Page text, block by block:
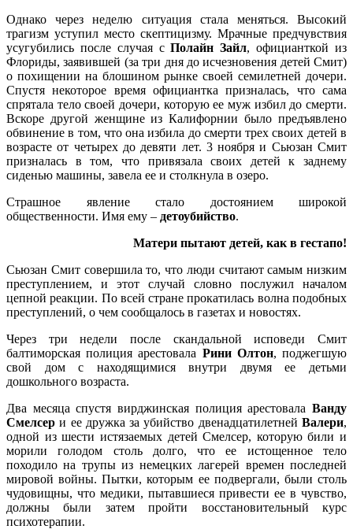
Однако через неделю ситуация стала меняться. Высокий
трагизм уступил место скептицизму. Мрачные предчувствия
усугубились после случая сПолайн Зайл, официанткой из
Флориды, заявившей (за три дня до исчезновения детей Смит)
о похищении на блошином рынке своей семилетней дочери.
Спустя некоторое время официантка призналась, что сама
спрятала тело своей дочери, которую ее муж избил до смерти.
Вскоре другой женщине из Калифорнии было предъявлено
обвинение в том, что она избила до смерти трех своих детей в
возрасте от четырех до девяти лет. 3 ноября и Сьюзан Смит
призналась в том, что привязала своих детей к заднему
сиденью машины, завела ее и столкнула в озеро.
Страшное явление стало достоянием широкой
общественности. Имя ему – детоубийство.
Матери пытают детей, как в гестапо!
Сьюзан Смит совершила то, что люди считают самым низким
преступлением, и этот случай словно послужил началом
цепной реакции. По всей стране прокатилась волна подобных
преступлений, о чем сообщалось в газетах и новостях.
Через три недели после скандальной исповеди Смит
балтиморская полиция арестовала Рини Олтон, поджегшую
свой дом с находящимися внутри двумя ее детьми
дошкольного возраста.
Два месяца спустя вирджинская полиция арестовала Ванду
Смелсер и ее дружка за убийство двенадцатилетней Валери,
одной из шести истязаемых детей Смелсер, которую били и
морили голодом столь долго, что ее истощенное тело
походило на трупы из немецких лагерей времен последней
мировой войны. Пытки, которым ее подвергали, были столь
чудовищны, что медики, пытавшиеся привести ее в чувство,
должны были затем пройти восстановительный курс
психотерапии.